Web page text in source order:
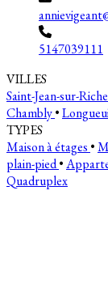
5147039111
VILLES
Saint-Jean-sur-
Chambly•
TYPES
Maison à étages •
plain-pied•
Quadruplex